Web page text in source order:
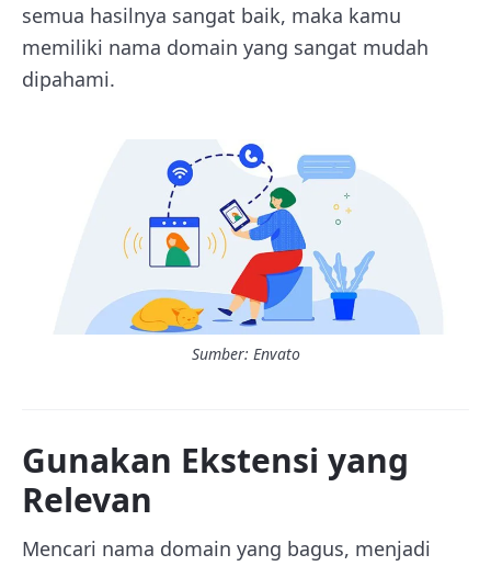
semua hasilnya sangat baik, maka kamu
memiliki nama domain yang sangat mudah
dipahami.
Sumber: Envato
Gunakan Ekstensi yang
Relevan
Mencari nama domain yang bagus, menjadi